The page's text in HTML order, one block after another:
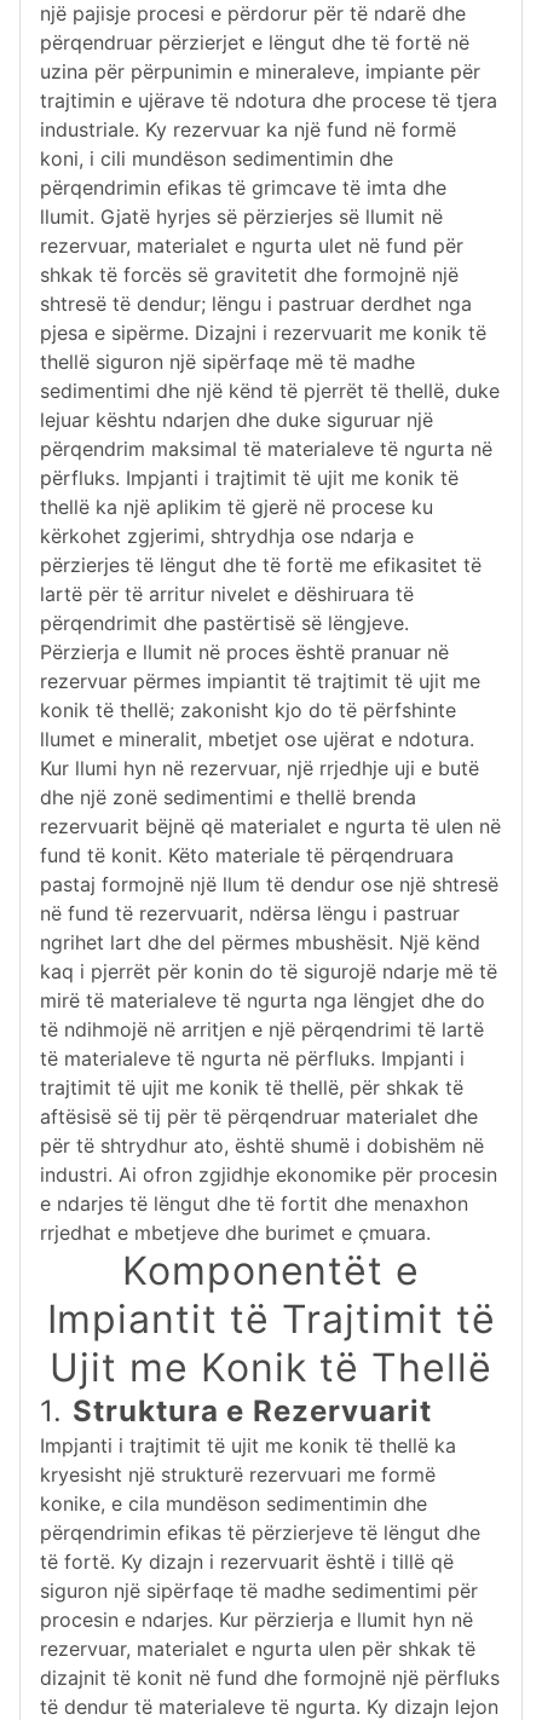
një pajisje procesi e përdorur për të ndarë dhe
përqendruar përzierjet e lëngut dhe të fortë në
uzina për përpunimin e mineraleve, impiante për
trajtimin e ujërave të ndotura dhe procese të tjera
industriale. Ky rezervuar ka një fund në formë
koni, i cili mundëson sedimentimin dhe
përqendrimin efikas të grimcave të imta dhe
llumit. Gjatë hyrjes së përzierjes së llumit në
rezervuar, materialet e ngurta ulet në fund për
shkak të forcës së gravitetit dhe formojnë një
shtresë të dendur; lëngu i pastruar derdhet nga
pjesa e sipërme. Dizajni i rezervuarit me konik të
thellë siguron një sipërfaqe më të madhe
sedimentimi dhe një kënd të pjerrët të thellë, duke
lejuar kështu ndarjen dhe duke siguruar një
përqendrim maksimal të materialeve të ngurta në
përfluks. Impjanti i trajtimit të ujit me konik të
thellë ka një aplikim të gjerë në procese ku
kërkohet zgjerimi, shtrydhja ose ndarja e
përzierjes të lëngut dhe të fortë me efikasitet të
lartë për të arritur nivelet e dëshiruara të
përqendrimit dhe pastërtisë së lëngjeve.
Përzierja e llumit në proces është pranuar në
rezervuar përmes impiantit të trajtimit të ujit me
konik të thellë; zakonisht kjo do të përfshinte
llumet e mineralit, mbetjet ose ujërat e ndotura.
Kur llumi hyn në rezervuar, një rrjedhje uji e butë
dhe një zonë sedimentimi e thellë brenda
rezervuarit bëjnë që materialet e ngurta të ulen në
fund të konit. Këto materiale të përqendruara
pastaj formojnë një llum të dendur ose një shtresë
në fund të rezervuarit, ndërsa lëngu i pastruar
ngrihet lart dhe del përmes mbushësit. Një kënd
kaq i pjerrët për konin do të sigurojë ndarje më të
mirë të materialeve të ngurta nga lëngjet dhe do
të ndihmojë në arritjen e një përqendrimi të lartë
të materialeve të ngurta në përfluks. Impjanti i
trajtimit të ujit me konik të thellë, për shkak të
aftësisë së tij për të përqendruar materialet dhe
për të shtrydhur ato, është shumë i dobishëm në
industri. Ai ofron zgjidhje ekonomike për procesin
e ndarjes të lëngut dhe të fortit dhe menaxhon
rrjedhat e mbetjeve dhe burimet e çmuara.
Komponentët e
Impiantit të Trajtimit të
Ujit me Konik të Thellë
1. Struktura e Rezervuarit
Impjanti i trajtimit të ujit me konik të thellë ka
kryesisht një strukturë rezervuari me formë
konike, e cila mundëson sedimentimin dhe
përqendrimin efikas të përzierjeve të lëngut dhe
të fortë. Ky dizajn i rezervuarit është i tillë që
siguron një sipërfaqe të madhe sedimentimi për
procesin e ndarjes. Kur përzierja e llumit hyn në
rezervuar, materialet e ngurta ulen për shkak të
dizajnit të konit në fund dhe formojnë një përfluks
të dendur të materialeve të ngurta. Ky dizajn lejon